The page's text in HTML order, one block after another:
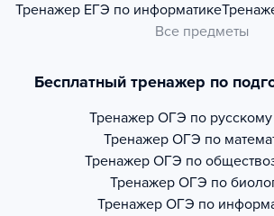
Тренажер ЕГЭ по информатике
Все предметы
Бесплатный тренажер по
Тренажер ОГЭ по
Тренажер ОГЭ по
Тренажер ОГЭ по
Тренажер ОГЭ по
Тренажер ОГЭ по